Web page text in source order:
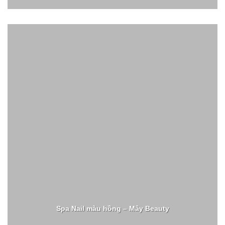
Spa Nail màu hồng – Mây Beauty